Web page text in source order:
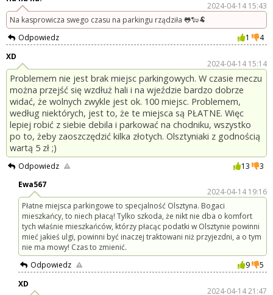
2024-04-14 15:43
Na kasprowicza swego czasu na parkingu rządziła 🐸🐑🐏
Odpowiedz
1
4
XD
2024-04-14 15:14
Problemem nie jest brak miejsc parkingowych. W czasie meczu
można przejść się wzdłuż hali i na wjeździe bardzo dobrze
widać, że wolnych zwykle jest ok. 100 miejsc. Problemem,
według niektórych, jest to, że te miejsca są PŁATNE. Więc
lepiej robić z siebie debila i parkować na chodniku, wszystko
po to, żeby zaoszczędzić kilka złotych. Olsztyniaki z godnością
wartą 5 zł ;)
Odpowiedz 13
3
Ewa567
2024-04-14 19:16
Płatne miejsca parkingowe to specjalność Olsztyna. Bogaci
mieszkańcy, to niech płacą! Tylko szkoda, że nikt nie dba o komfort
tych właśnie mieszkańców, którzy płacąc podatki w Olsztynie powinni
mieć jakieś ulgi, powinni być inaczej traktowani niż przyjezdni, a o tym
nie ma mowy! Czas to zmienić.
Odpowiedz
9
5
XD
2024-04-14 21:47